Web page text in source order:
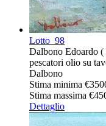
Lotto 98
Dalbono Edoardo
pescatori olio su
Dalbono
Stima minima
Stima massima
Dettaglio